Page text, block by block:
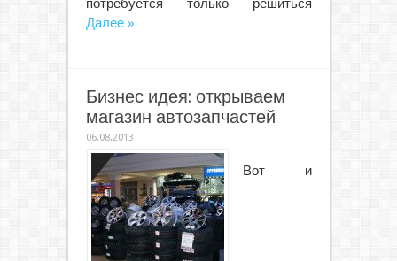
потребуется только решиться
Далее »
Бизнес идея: открываем
магазин автозапчастей
06.08.2013
Вот и